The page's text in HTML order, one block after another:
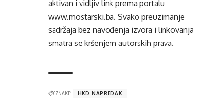
aktivan i vidljiv link prema portalu
www.mostarski.ba. Svako preuzimanje
sadržaja bez navođenja izvora i linkovanja
smatra se kršenjem autorskih prava.
OZNAKE: HKD NAPREDAK